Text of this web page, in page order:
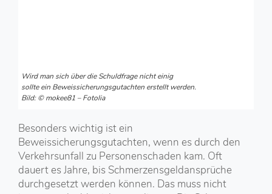
Wird man sich über die Schuldfrage nicht einig
sollte ein Beweissicherungsgutachten erstellt werden.
Bild: © mokee81 – Fotolia
Besonders wichtig ist ein
Beweissicherungsgutachten, wenn es durch den
Verkehrsunfall zu Personenschaden kam. Oft
dauert es Jahre, bis Schmerzensgeldansprüche
durchgesetzt werden können. Das muss nicht